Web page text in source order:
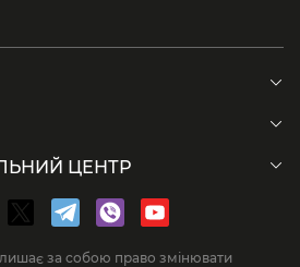
ЦЕНТР
за собою право змінювати